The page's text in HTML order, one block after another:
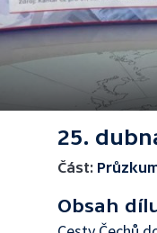
25.
Část:
Obsah